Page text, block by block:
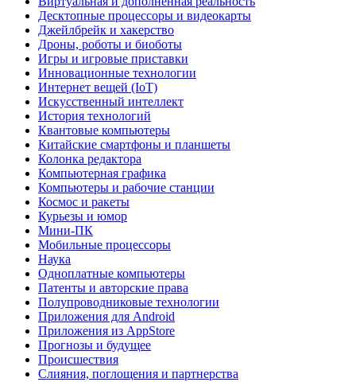
Десктопные процессоры и видеокарты
Джейлбрейк и хакерство
Дроны, роботы и биоботы
Игры и игровые приставки
Инновационные технологии
Интернет вещей (IoT)
Искусственный интеллект
История технологий
Квантовые компьютеры
Китайские смартфоны и планшеты
Колонка редактора
Компьютерная графика
Компьютеры и рабочие станции
Космос и ракеты
Курьезы и юмор
Мини-ПК
Мобильные процессоры
Наука
Одноплатные компьютеры
Патенты и авторские права
Полупроводниковые технологии
Приложения для Android
Приложения из AppStore
Прогнозы и будущее
Происшествия
Слияния, поглощения и партнерства